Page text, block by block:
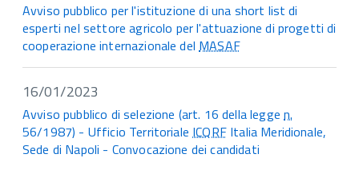
Avviso pubblico per l'istituzione di una short list di
esperti nel settore agricolo per l'attuazione di progetti di
cooperazione internazionale delMASAF
16/01/2023
Avviso pubblico di selezione (art. 16 della leggen.
56/1987) - Ufficio TerritorialeICQRFItalia Meridionale,
Sede di Napoli - Convocazione dei candidati